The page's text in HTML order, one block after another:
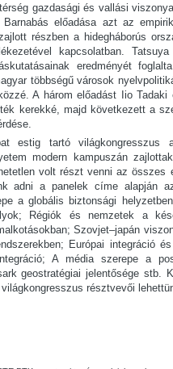
gazdasági és vallási
előadása azt az
részben a hidegháborús
kapcsolatban.
eredményét
többségű városok
A három előadást Iio Tadaki
kerekké, majd következett a
estig tartó világkongresszus
modern kampuszán
volt részt venni az összes
adni a panelek címe alapján
a globális biztonsági
Régiók és nemzetek a
Szovjet–japán
Európai integráció
A média szerepe a
geostratégiai jelentősége stb.
résztvevői